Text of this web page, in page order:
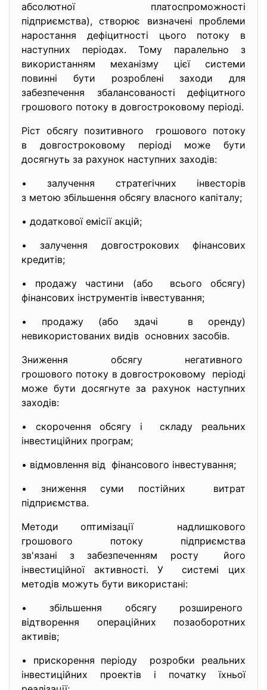
абсолютної платоспроможності
підприємства), створює визначені проблеми
наростання дефіцитності цього потоку в
наступних періодах. Тому паралельно з
використанням механізму цієї системи
повинні бути розроблені заходи для
забезпечення збалансованості дефіцитного
грошового потоку в довгостроковому періоді.
Ріст обсягу позитивного грошового потоку
в довгостроковому періоді може бути
досягнуть за рахунок наступних заходів:
• залучення стратегічних інвесторів
з метою збільшення обсягу власного капіталу;
• додаткової емісії акцій;
• залучення довгострокових фінансових
кредитів;
• продажу частини (або всього обсягу)
фінансових інструментів інвестування;
• продажу (або здачі в оренду)
невикористованих видів основних засобів.
Зниження обсягу негативного
грошового потоку в довгостроковому періоді
може бути досягнуте за рахунок наступних
заходів:
• скорочення обсягу і складу реальних
інвестиційних програм;
• відмовлення від фінансового інвестування;
• зниження суми постійних витрат
підприємства.
Методи оптимізації надлишкового
грошового потоку підприємства
зв'язані з забезпеченням росту його
інвестиційної активності. У системі цих
методів можуть бути використані:
• збільшення обсягу розширеного
відтворення операційних позаоборотних
активів;
• прискорення періоду розробки реальних
інвестиційних проектів і початку їхньої